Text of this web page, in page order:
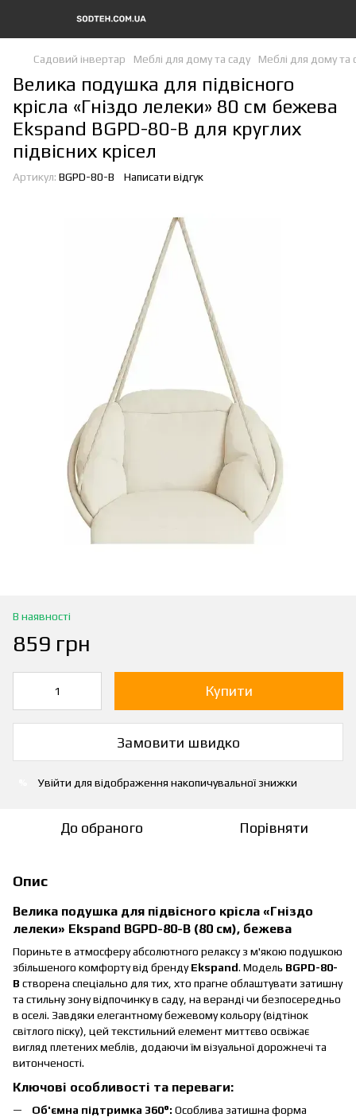
Садовий інвертар Меблі для дому та саду Меблі для дому та
Велика подушка для підвісного
крісла «Гніздо лелеки» 80 см бежева
Ekspand BGPD-80-B для круглих
підвісних крісел
Артикул: BGPD-80-B Написати відгук
В наявності
859 грн
Купити
Замовити швидко
Увійти для відображення накопичувальної знижки
До обраного Порівняти
Опис
Велика подушка для підвісного крісла «Гніздо
лелеки» Ekspand BGPD-80-B (80 см), бежева
Пориньте в атмосферу абсолютного релаксу з м'якою подушкою
збільшеного комфорту від брендуEkspand. Модель BGPD-80-
B створена спеціально для тих, хто прагне облаштувати затишну
та стильну зону відпочинку в саду, на веранді чи безпосередньо
в оселі. Завдяки елегантному бежевому кольору (відтінок
світлого піску), цей текстильний елемент миттєво освіжає
вигляд плетених меблів, додаючи їм візуальної дорожнечі та
витонченості.
Ключові особливості та переваги:
Об'ємна підтримка 360°: Особлива затишна форма